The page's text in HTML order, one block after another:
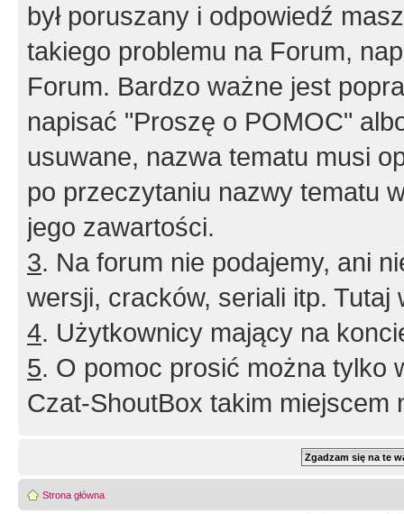
był poruszany i odpowiedź
takiego problemu na Forum,
Forum. Bardzo ważne jest
napisać "Proszę o POMOC"
usuwane, nazwa tematu musi
po przeczytaniu nazwy tematu
jego zawartości.
3. Na forum nie podajemy, ani
wersji, cracków, seriali itp. Tutaj
4. Użytkownicy mający na
5. O pomoc prosić można tylko
Czat-ShoutBox takim miejscem
Strona główna